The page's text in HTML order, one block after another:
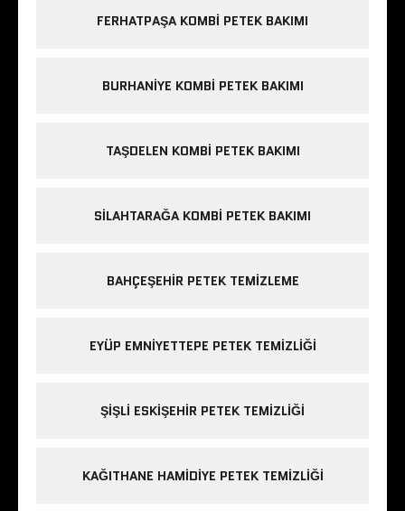
FERHATPAŞA KOMBI PETEK BAKIMI
BURHANIYE KOMBI PETEK BAKIMI
TAŞDELEN KOMBI PETEK BAKIMI
SILAHTARAĞA KOMBI PETEK BAKIMI
BAHÇEŞEHIR PETEK TEMIZLEME
EYÜP EMNIYETTEPE PETEK TEMIZLIĞI
ŞIŞLI ESKIŞEHIR PETEK TEMIZLIĞI
KAĞITHANE HAMIDIYE PETEK TEMIZLIĞI